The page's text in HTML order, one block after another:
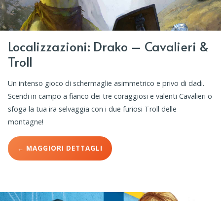
Localizzazioni: Drako – Cavalieri &
Troll
Un intenso gioco di schermaglie asimmetrico e privo di dadi.
Scendi in campo a fianco dei tre coraggiosi e valenti Cavalieri o
sfoga la tua ira selvaggia con i due furiosi Troll delle
montagne!
← MAGGIORI DETTAGLI